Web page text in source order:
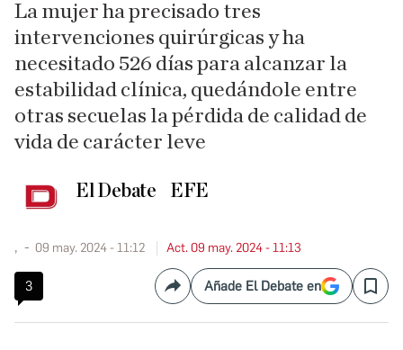
La mujer ha precisado tres
intervenciones quirúrgicas y ha
necesitado 526 días para alcanzar la
estabilidad clínica, quedándole entre
otras secuelas la pérdida de calidad de
vida de carácter leve
El Debate EFE
, 09 may. 2024 - 11:12 Act. 09 may. 2024 - 11:13
3 CompartirAñade El Debate en Save